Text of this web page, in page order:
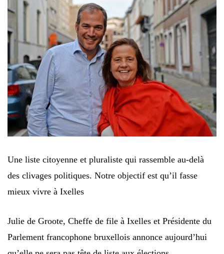
Une liste citoyenne et pluraliste qui rassemble au-delà
des clivages politiques. Notre objectif est qu’il fasse
mieux vivre à Ixelles
Julie de Groote, Cheffe de file à Ixelles et Présidente du
Parlement francophone bruxellois annonce aujourd’hui